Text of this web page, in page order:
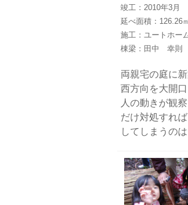
竣工：2010年3月
延べ面積：126.26
施工：ユートホー
棟梁：田中 幸則
両親宅の庭に
西方向を大開
人の動きが観
だけ対処すれ
してしまうの